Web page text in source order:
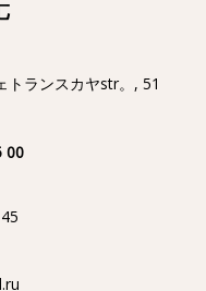
トランスカヤstr。, 51
00